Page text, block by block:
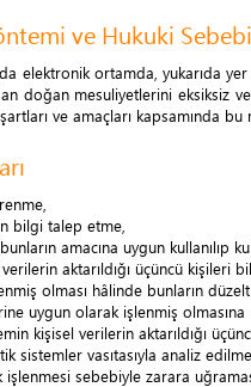
ve Hukuki Sebebi
elektronik ortamda, yukarıda
doğan mesuliyetlerini eksiksiz
ve amaçları kapsamında
bilgi talep etme,
amacına uygun kullanılıp
aktarıldığı üçüncü kişileri
olması hâlinde bunların
uygun olarak işlenmiş
kişisel verilerin aktarıldığı
sistemler vasıtasıyla analiz
işlenmesi sebebiyle zarara